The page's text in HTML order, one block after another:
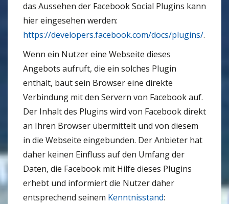
das Aussehen der Facebook Social Plugins kann
hier eingesehen werden:
https://developers.facebook.com/docs/plugins/.
Wenn ein Nutzer eine Webseite dieses
Angebots aufruft, die ein solches Plugin
enthält, baut sein Browser eine direkte
Verbindung mit den Servern von Facebook auf.
Der Inhalt des Plugins wird von Facebook direkt
an Ihren Browser übermittelt und von diesem
in die Webseite eingebunden. Der Anbieter hat
daher keinen Einfluss auf den Umfang der
Daten, die Facebook mit Hilfe dieses Plugins
erhebt und informiert die Nutzer daher
entsprechend seinem Kenntnisstand: